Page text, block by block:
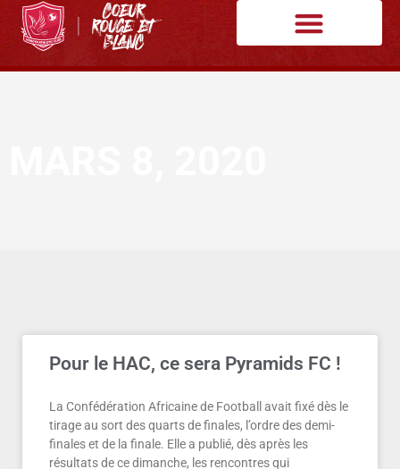
Pour le HAC, ce sera Pyramids FC !
La Confédération Africaine de Football avait fixé dès le
tirage au sort des quarts de finales, l’ordre des demi-
finales et de la finale. Elle a publié, dès après les
résultats de ce dimanche, les rencontres qui